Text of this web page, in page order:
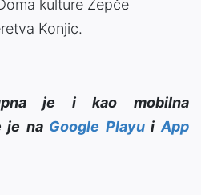
kulture Žepče
Konjic.
je i kao mobilna
je na Google PlayuiApp